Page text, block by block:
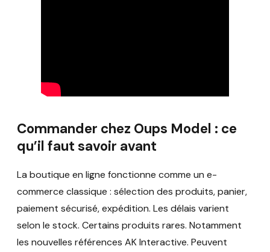
Commander chez Oups Model : ce
qu’il faut savoir avant
La boutique en ligne fonctionne comme un e-
commerce classique : sélection des produits, panier,
paiement sécurisé, expédition. Les délais varient
selon le stock. Certains produits rares. Notamment
les nouvelles références AK Interactive. Peuvent